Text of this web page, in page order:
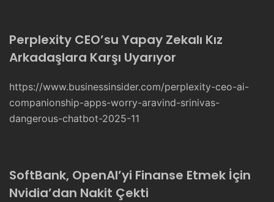
Perplexity CEO’su Yapay Zekalı Kız
Arkadaşlara Karşı Uyarıyor
https://www.businessinsider.com/perplexity-ceo-ai-
companionship-apps-worry-aravind-srinivas-
dangerous-chatbot-2025-11
SoftBank, OpenAI’yi Finanse Etmek İçin
Nvidia’dan Nakit Çekti